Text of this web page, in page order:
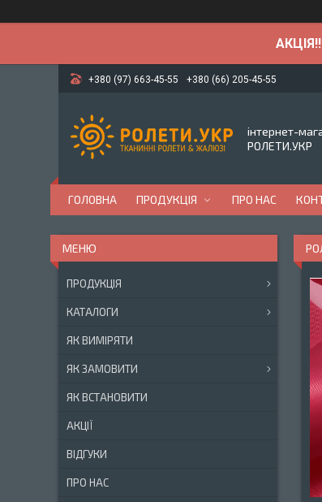
+380 (97) 663-45-55 +380 (66) 205-45-55
інтернет-
РОЛЕТИ.УКР
ГОЛОВНА ПРОДУКЦІЯ ПРО НАС
ПРОДУКЦІЯ
КАТАЛОГИ
ЯК ВИМІРЯТИ
ЯК ЗАМОВИТИ
ЯК ВСТАНОВИТИ
АКЦІЇ
ВІДГУКИ
ПРО НАС